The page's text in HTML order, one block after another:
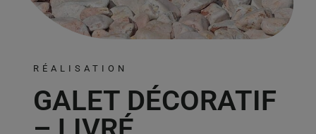
RÉALISATION
GALET DÉCORATIF